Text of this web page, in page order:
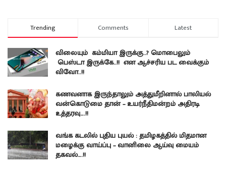
Trending Comments Latest
விலையும் கம்மியா இருக்கு..? மொபைலும்
பெஸ்டா இருக்கே..!! என ஆச்சரிய பட வைக்கும்
விவோ..!!
கணவனாக இருந்தாலும் அத்துமீறினால் பாலியல்
வன்கொடுமை தான் – உயர்நீதிமன்றம் அதிரடி
உத்தரவு….!!
வங்க கடலில் புதிய புயல் : தமிழகத்தில் மிதமான
மழைக்கு வாய்ப்பு – வானிலை ஆய்வு மையம்
தகவல்….!!